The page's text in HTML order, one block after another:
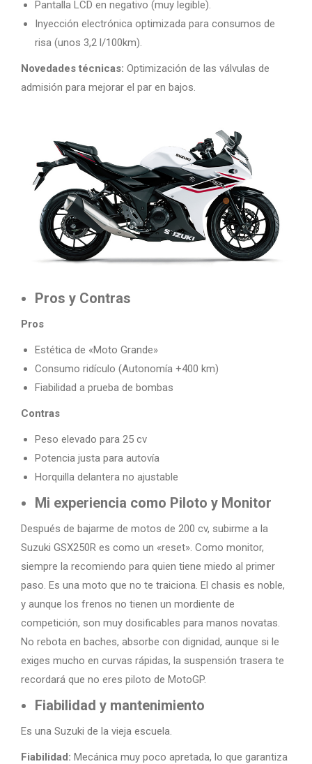
Pantalla LCD en negativo (muy legible).
Inyección electrónica optimizada para consumos de
risa (unos 3,2 l/100km).
Novedades técnicas: Optimización de las válvulas de
admisión para mejorar el par en bajos.
Pros y Contras
Pros
Estética de «Moto Grande»
Consumo ridículo (Autonomía +400 km)
Fiabilidad a prueba de bombas
Contras
Peso elevado para 25 cv
Potencia justa para autovía
Horquilla delantera no ajustable
Mi experiencia como Piloto y Monitor
Después de bajarme de motos de 200 cv, subirme a la
Suzuki GSX250R es como un «reset». Como monitor,
siempre la recomiendo para quien tiene miedo al primer
paso. Es una moto que no te traiciona. El chasis es noble,
y aunque los frenos no tienen un mordiente de
competición, son muy dosificables para manos novatas.
No rebota en baches, absorbe con dignidad, aunque si le
exiges mucho en curvas rápidas, la suspensión trasera te
recordará que no eres piloto de MotoGP.
Fiabilidad y mantenimiento
Es una Suzuki de la vieja escuela.
Fiabilidad: Mecánica muy poco apretada, lo que garantiza